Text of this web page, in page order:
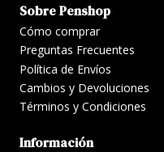
Sobre Penshop
Cómo comprar
Preguntas Frecuentes
Política de Envíos
Cambios y Devoluciones
Términos y Condiciones
Información